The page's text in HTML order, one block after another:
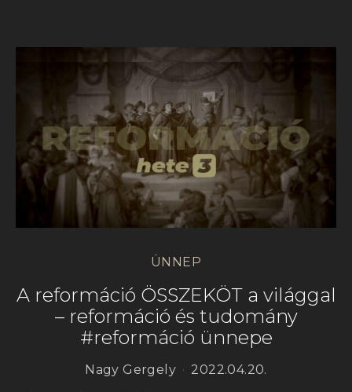
ÜNNEP
A reformáció ÖSSZEKÖT a világgal
– reformáció és tudomány
#reformáció ünnepe
Nagy Gergely 2022.04.20.